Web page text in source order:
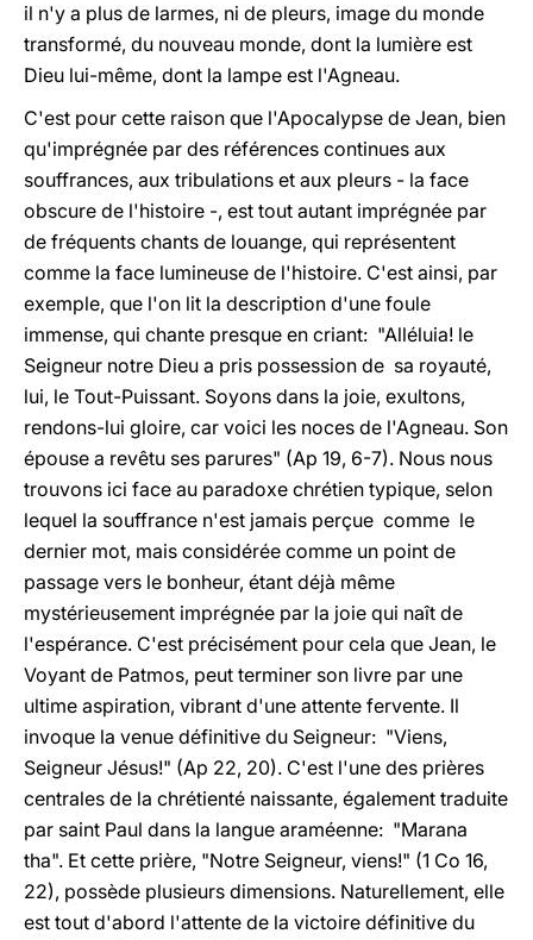
il n'y a plus de larmes, ni de pleurs, image du monde
transformé, du nouveau monde, dont la lumière est
Dieu lui-même, dont la lampe est l'Agneau.
C'est pour cette raison que l'Apocalypse de Jean, bien
qu'imprégnée par des références continues aux
souffrances, aux tribulations et aux pleurs - la face
obscure de l'histoire -, est tout autant imprégnée par
de fréquents chants de louange, qui représentent
comme la face lumineuse de l'histoire. C'est ainsi, par
exemple, que l'on lit la description d'une foule
immense, qui chante presque en criant: "Alléluia! le
Seigneur notre Dieu a pris possession de sa royauté,
lui, le Tout-Puissant. Soyons dans la joie, exultons,
rendons-lui gloire, car voici les noces de l'Agneau. Son
épouse a revêtu ses parures" (Ap 19, 6-7). Nous nous
trouvons ici face au paradoxe chrétien typique, selon
lequel la souffrance n'est jamais perçue comme le
dernier mot, mais considérée comme un point de
passage vers le bonheur, étant déjà même
mystérieusement imprégnée par la joie qui naît de
l'espérance. C'est précisément pour cela que Jean, le
Voyant de Patmos, peut terminer son livre par une
ultime aspiration, vibrant d'une attente fervente. Il
invoque la venue définitive du Seigneur: "Viens,
Seigneur Jésus!" (Ap 22, 20). C'est l'une des prières
centrales de la chrétienté naissante, également traduite
par saint Paul dans la langue araméenne: "Marana
tha". Et cette prière, "Notre Seigneur, viens!" (1 Co 16,
22), possède plusieurs dimensions. Naturellement, elle
est tout d'abord l'attente de la victoire définitive du